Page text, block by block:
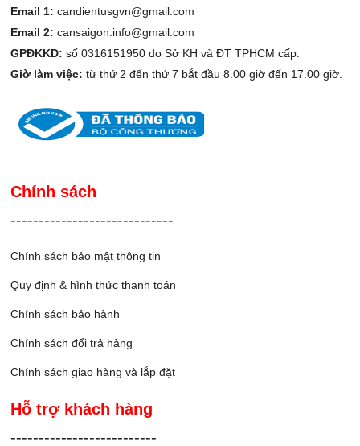
Email 1: candientusgvn@gmail.com
Email 2: cansaigon.info@gmail.com
GPĐKKD: số 0316151950 do Sở KH và ĐT TPHCM cấp.
Giờ làm việc: từ thứ 2 đến thứ 7 bắt đầu 8.00 giờ đến 17.00 giờ.
Chính sách
-----------------------------
Chính sách bảo mật thông tin
Quy định & hình thức thanh toán
Chính sách bảo hành
Chính sách đổi trả hàng
Chính sách giao hàng và lắp đặt
Hỗ trợ khách hàng
--------------------------